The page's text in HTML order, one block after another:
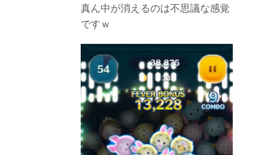
真ん中が消えるのは不思議な感覚
ですｗ